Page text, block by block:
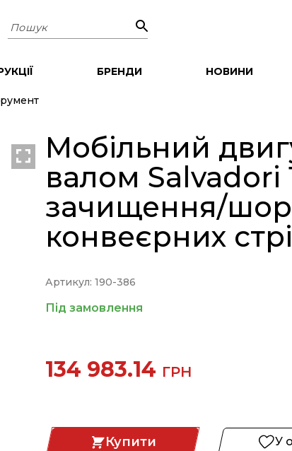
Пошук
БРЕНДИ НОВИНИ
Мобільний
валом Salvadori
зачищення/
конвеєрних
Артикул: 190-386
Під замовлення
134 983.14 ГРН
Купити У